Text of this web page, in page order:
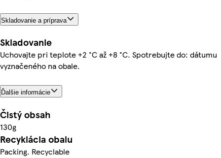
Skladovanie a príprava
Skladovanie
Uchovajte pri teplote +2 °C až +8 °C. Spotrebujte do: dátumu
vyznačeného na obale.
Ďalšie informácie
Čistý obsah
130g
Recyklácia obalu
Packing. Recyclable